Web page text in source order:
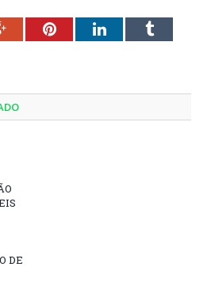
Google+PinterestLinkedInTumblr
DE